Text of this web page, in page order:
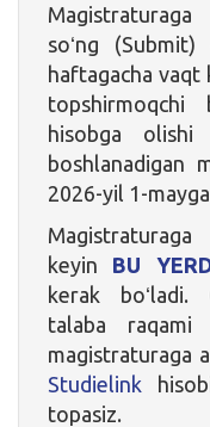
soʻng
haftagacha vaqt
topshirmoqchi
hisobga olishi
boshlanadigan
2026-yil 1-
keyin BU
kerak boʻladi.
talaba
magistraturaga
Studielink
topasiz.